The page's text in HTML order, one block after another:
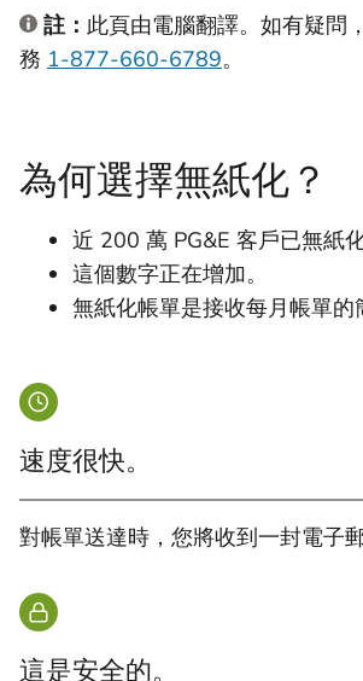
註： 此頁由電腦翻譯。如有疑問
務 1-877-660-6789。
為何選擇無紙化？
近 200 萬 PG&E 客戶已無紙
這個數字正在增加。
無紙化帳單是接收每月帳單的
速度很快。
對帳單送達時，您將收到一封電子郵
這是安全的。